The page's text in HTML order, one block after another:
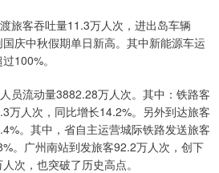
客吞吐量11.3万人次，进出岛车辆
庆中秋假期单日新高。其中新能源车运
100%。
流动量3882.28万人次。其中：铁路客
万人次，同比增长14.2%。另外到达旅客
。其中，省自主运营城际铁路发送旅客
。广州南站到发旅客92.2万人次，创下
次，也突破了历史高点。